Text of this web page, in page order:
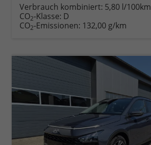
anfordern
Datei,
Verbrauch kombiniert: 5,80 l/100km
CO2-Klasse: D
CO2-Emissionen: 132,00 g/km